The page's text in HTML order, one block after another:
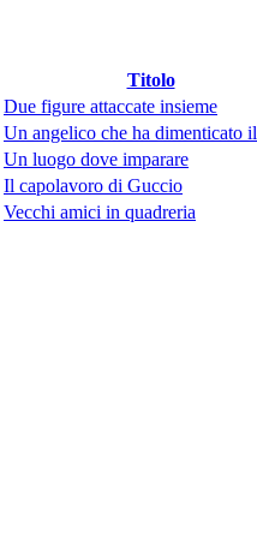
Titolo
Due figure attaccate insieme
Un angelico che ha dimenticato
Un luogo dove imparare
Il capolavoro di Guccio
Vecchi amici in quadreria